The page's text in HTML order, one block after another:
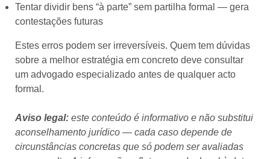
Tentar dividir bens “à parte” sem partilha formal — gera
contestações futuras
Estes erros podem ser irreversíveis. Quem tem dúvidas
sobre a melhor estratégia em concreto deve consultar
um advogado especializado antes de qualquer acto
formal.
Aviso legal: este conteúdo é informativo e não substitui
aconselhamento jurídico — cada caso depende de
circunstâncias concretas que só podem ser avaliadas